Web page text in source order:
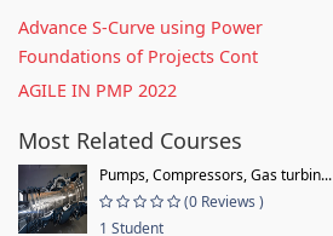
Advance S-Curve using Power
Foundations of Projects Cont
AGILE IN PMP 2022
Most Related Courses
Pumps, Compressors, Gas turbin...
(0 Reviews )
1 Student